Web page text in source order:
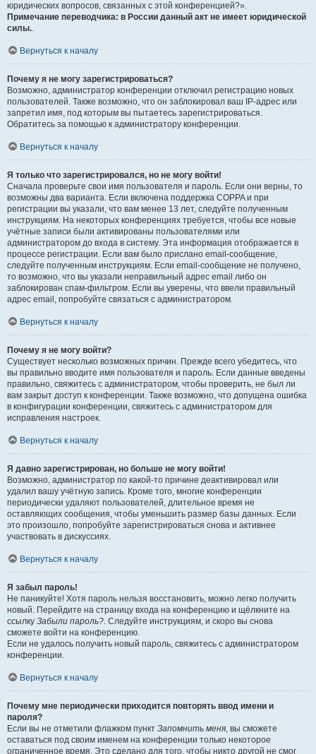
юридических вопросов, связанных с этой конференцией?».
Примечание переводчика: в России данный акт не имеет юридической
силы..
Вернуться к началу
Почему я не могу зарегистрироваться?
Возможно, администратор конференции отключил регистрацию новых
пользователей. Также возможно, что он заблокировал ваш IP-адрес или
запретил имя, под которым вы пытаетесь зарегистрироваться.
Обратитесь за помощью к администратору конференции.
Вернуться к началу
Я только что зарегистрировался, но не могу войти!
Сначала проверьте свои имя пользователя и пароль. Если они верны, то
возможны два варианта. Если включена поддержка COPPA и при
регистрации вы указали, что вам менее 13 лет, следуйте полученным
инструкциям. На некоторых конференциях требуется, чтобы все новые
учётные записи были активированы пользователями или
администратором до входа в систему. Эта информация отображается в
процессе регистрации. Если вам было прислано email-сообщение,
следуйте полученным инструкциям. Если email-сообщение не получено,
то возможно, что вы указали неправильный адрес email либо он
заблокирован спам-фильтром. Если вы уверены, что ввели правильный
адрес email, попробуйте связаться с администратором.
Вернуться к началу
Почему я не могу войти?
Существует несколько возможных причин. Прежде всего убедитесь, что
вы правильно вводите имя пользователя и пароль. Если данные введены
правильно, свяжитесь с администратором, чтобы проверить, не был ли
вам закрыт доступ к конференции. Также возможно, что допущена ошибка
в конфигурации конференции, свяжитесь с администратором для
исправления настроек.
Вернуться к началу
Я давно зарегистрирован, но больше не могу войти!
Возможно, администратор по какой-то причине деактивировал или
удалил вашу учётную запись. Кроме того, многие конференции
периодически удаляют пользователей, длительное время не
оставляющих сообщения, чтобы уменьшить размер базы данных. Если
это произошло, попробуйте зарегистрироваться снова и активнее
участвовать в дискуссиях.
Вернуться к началу
Я забыл пароль!
Не паникуйте! Хотя пароль нельзя восстановить, можно легко получить
новый. Перейдите на страницу входа на конференцию и щёлкните на
ссылку Забыли пароль?. Следуйте инструкциям, и скоро вы снова
сможете войти на конференцию.
Если не удалось получить новый пароль, свяжитесь с администратором
конференции.
Вернуться к началу
Почему мне периодически приходится повторять ввод имени и
пароля?
Если вы не отметили флажком пункт Запомнить меня, вы сможете
оставаться под своим именем на конференции только некоторое
ограниченное время. Это сделано для того, чтобы никто другой не смог